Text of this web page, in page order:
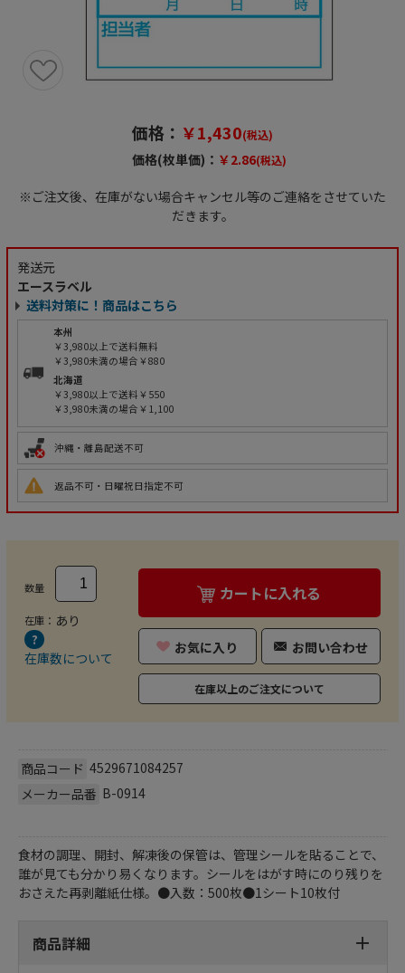
価格： ￥1,430(税込)
価格(枚単価)： ￥2.86(税込)
※ご注文後、在庫がない場合キャンセル等のご連絡をさせていた
だきます。
発送元
エースラベル
送料対策に！商品はこちら
本州
￥3,980以上で送料無料
￥3,980未満の場合￥880
北海道
￥3,980以上で送料￥550
￥3,980未満の場合￥1,100
沖縄・離島配送不可
返品不可・日曜祝日指定不可
数量
在庫： あり
在庫数について
カートに入れる
お気に入り お問い合わせ
在庫以上のご注文について
商品コード 4529671084257
メーカー品番 B-0914
食材の調理、開封、解凍後の保管は、管理シールを貼ることで、
誰が見ても分かり易くなります。シールをはがす時にのり残りを
おさえた再剥離紙仕様。●入数：500枚●1シート10枚付
商品詳細